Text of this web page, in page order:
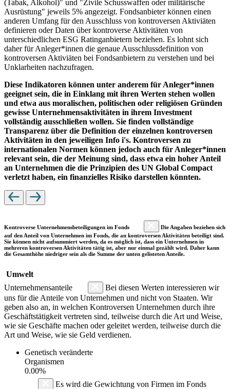
(Tabak, Alkohol)" und "Zivile Schusswaffen oder militärische
Ausrüstung" jeweils 5% angezeigt. Fondsanbieter können einen
anderen Umfang für den Ausschluss von kontroversen Aktiviäten
definieren oder Daten über kontroverse Aktivitäten von
unterschiedlichen ESG Ratinganbietern beziehen. Es lohnt sich
daher für Anleger*innen die genaue Ausschlussdefinition von
kontroversen Aktiviäten bei Fondsanbietern zu verstehen und bei
Unklarheiten nachzufragen.
Diese Indikatoren können unter anderem für Anleger*innen
geeignet sein, die in Einklang mit ihren Werten stehen wollen
und etwa aus moralischen, politischen oder religiösen Gründen
gewisse Unternehmensaktivitäten in ihrem Investment
vollständig ausschließen wollen. Sie finden vollständige
Transparenz über die Definition der einzelnen kontroversen
Aktivitäten in den jeweiligen Info i's. Kontroversen zu
internationalen Normen können jedoch auch für Anleger*innen
relevant sein, die der Meinung sind, dass etwa ein hoher Anteil
an Unternehmen die die Prinzipien des UN Global Compact
verletzt haben, ein finanzielles Risiko darstellen könnten.
Kontroverse Unternehmensbeteiligungen im Fonds
Die Angaben beziehen sich
auf den Anteil von Unternehmen im Fonds, die an kontroversen Aktivitäten beteiligt sind.
Sie können nicht aufsummiert werden, da es möglich ist, dass ein Unternehmen in
mehreren kontroversen Aktivitäten tätig ist, aber nur einmal gezählt wird. Daher kann
die Gesamthöhe niedriger sein als die Summe der unten gelisteten Anteile.
Umwelt
Unternehmensanteile
Bei diesen Werten interessieren wir
uns für die Anteile von Unternehmen und nicht von Staaten. Wir
geben also an, in welchen Kontroversen Unternehmen durch ihre
Geschäftstätigkeit vertreten sind, teilweise durch die Art und Weise,
wie sie Geschäfte machen oder geleitet werden, teilweise durch die
Art und Weise, wie sie Geld verdienen.
Genetisch veränderte
Organismen
0.00%
Es wird die Gewichtung von Firmen im Fonds